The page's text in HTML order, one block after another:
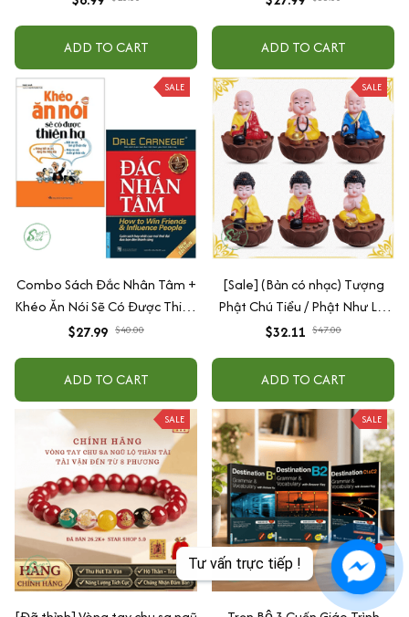
Tư vấn trực tiếp !
ADD TO CART ADD TO CART
SALE
Combo Sách Đắc Nhân Tâm +
Khéo Ăn Nói Sẽ Có Được Thiên
Hạ
$27.99 $40.00
ADD TO CART
SALE
[Sale] (Bản có nhạc) Tượng
Phật Chú Tiểu / Phật Như Lai
Gõ Mõ Tụng Kinh Có 6 Bài
$32.11 $47.00
ADD TO CART
SALE SALE